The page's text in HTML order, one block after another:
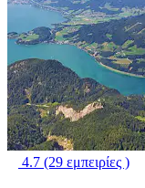
4.7 (29 εμπειρίες )